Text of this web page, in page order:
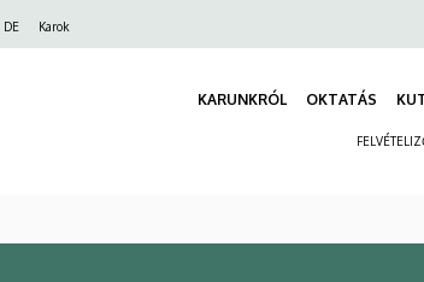
DE Karok
KARUNKRÓL OKTATÁS